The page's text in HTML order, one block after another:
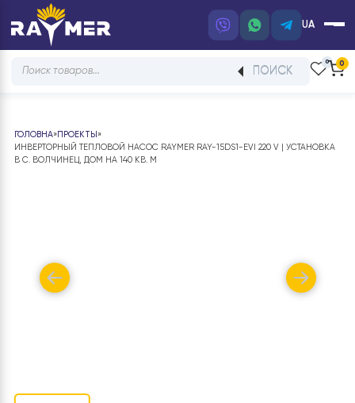
UA
Products
ПОИСК
ГОЛОВНА »ПРОЕКТЫ»
ИНВЕРТОРНЫЙ ТЕПЛОВОЙ НАСОС RAYMER RAY-15DS1-EVI 220 V |